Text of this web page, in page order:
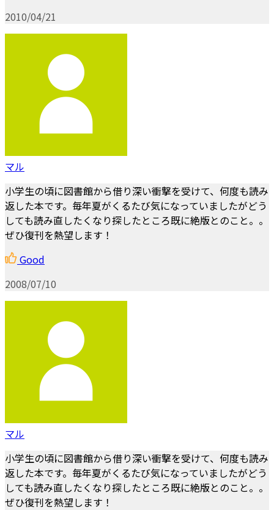
2010/04/21
マル
小学生の頃に図書館から借り深い衝撃を受けて、何度も読み
返した本です。毎年夏がくるたび気になっていましたがどう
しても読み直したくなり探したところ既に絶版とのこと。。
ぜひ復刊を熱望します！
Good
2008/07/10
マル
小学生の頃に図書館から借り深い衝撃を受けて、何度も読み
返した本です。毎年夏がくるたび気になっていましたがどう
しても読み直したくなり探したところ既に絶版とのこと。。
ぜひ復刊を熱望します！